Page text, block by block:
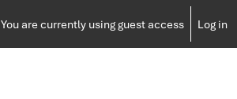
You are currently using guest access Log in